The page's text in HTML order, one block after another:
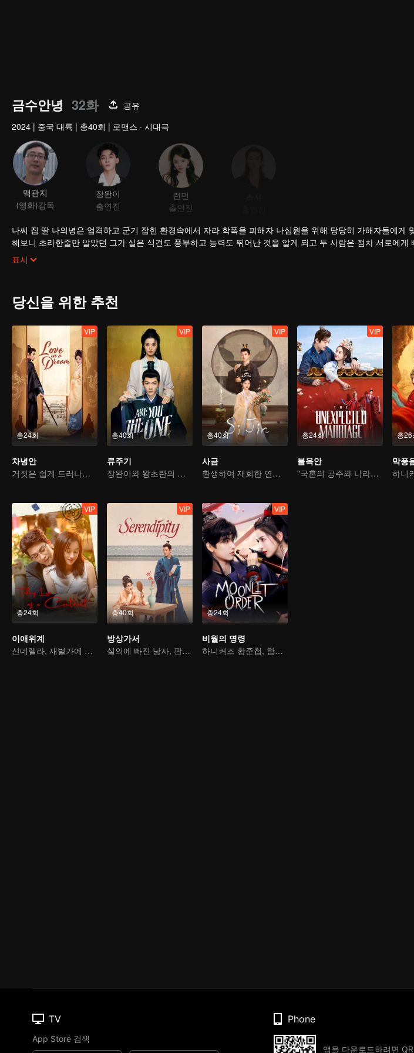
금수안녕 32화
공유
2024 | 중국 대륙 | 총40회 | 로맨스 · 시대극
맥관지
(영화)감독
장완이
출연진
런민
출연진
나씨 집 딸 나의녕은 엄격하고 군기 잡힌 환경속에서 자라 학폭을 피해자 나심원을 위해 당당히 가해자들에게
해보니 초라한줄만 알았던 그가 실은 식견도 풍부하고 능력도 뛰어난 것을 알게 되고 두 사람은 점차 서로에게
인 범인을 처단하는데 성공한 나의녕, 나이녕도 과거 시험에 급제하여 지난 억울한 사건의 진실을 파헤치게 되는
표시
당신을 위한 추천
총24회
VIP
차녕안
거짓은 쉽게 드러나고, 진심은 찾기 어렵다
총40회
VIP
류주기
장완이와 왕초란의 선혼후애 이야기
총40회
VIP
사금
환생하여 재회한 연인, 꽃길을 걷기를
총24회
VIP
불옥안
"국혼의 공주와 나라를 구하다"
총26
막풍
총24회
VIP
이애위계
신데렐라, 재벌가에 돌아오다
총40회
VIP
방상가서
실의에 빠진 낭자, 판결을 뒤집는다
총24회
VIP
비월의 명령
하니커즈 황준첩, 함께 죽음의 덫을 부수다
TV
App Store 검색
Phone
앱을 다운로드하려면